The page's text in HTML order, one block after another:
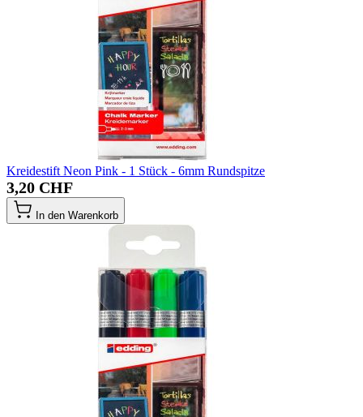
Kreidestift Neon Pink - 1 Stück - 6mm Rundspitze
3,20 CHF
In den Warenkorb